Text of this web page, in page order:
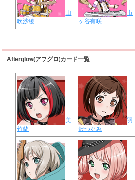
山
吹沙綾
市
ヶ谷有咲
Afterglow(アフグロ)カード一覧
美
竹蘭
羽
沢つぐみ